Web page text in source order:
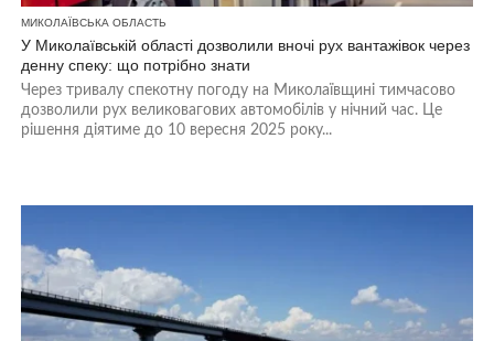
МИКОЛАЇВСЬКА ОБЛАСТЬ
У Миколаївській області дозволили вночі рух вантажівок через
денну спеку: що потрібно знати
Через тривалу спекотну погоду на Миколаївщині тимчасово
дозволили рух великовагових автомобілів у нічний час. Це
рішення діятиме до 10 вересня 2025 року...